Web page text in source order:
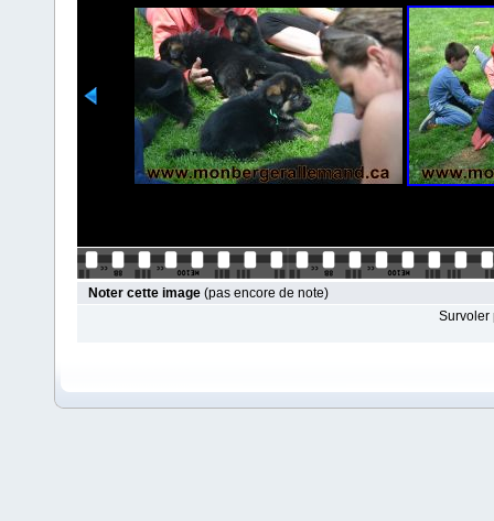
Noter cette image (pas encore de note)
Survoler